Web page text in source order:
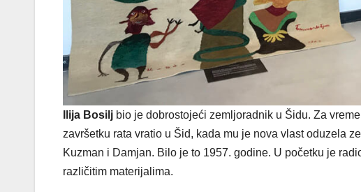
Ilija Bosilj bio je dobrostojeći zemljoradnik u Šidu. Za
završetku rata vratio u Šid, kada mu je nova vlast oduzela
Kuzman i Damjan. Bilo je to 1957. godine. U početku je
različitim materijalima.